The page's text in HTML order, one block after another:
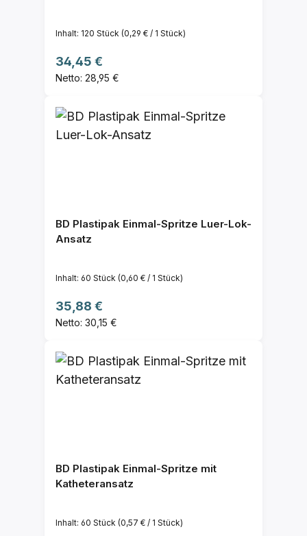
Inhalt: 120 Stück (0,29 € / 1 Stück)
Regulärer Preis:
34,45 €
Netto: 28,95 €
BD Plastipak Einmal-Spritze Luer-Lok-
Ansatz
Inhalt: 60 Stück (0,60 € / 1 Stück)
Regulärer Preis:
35,88 €
Netto: 30,15 €
BD Plastipak Einmal-Spritze mit
Katheteransatz
Inhalt: 60 Stück (0,57 € / 1 Stück)